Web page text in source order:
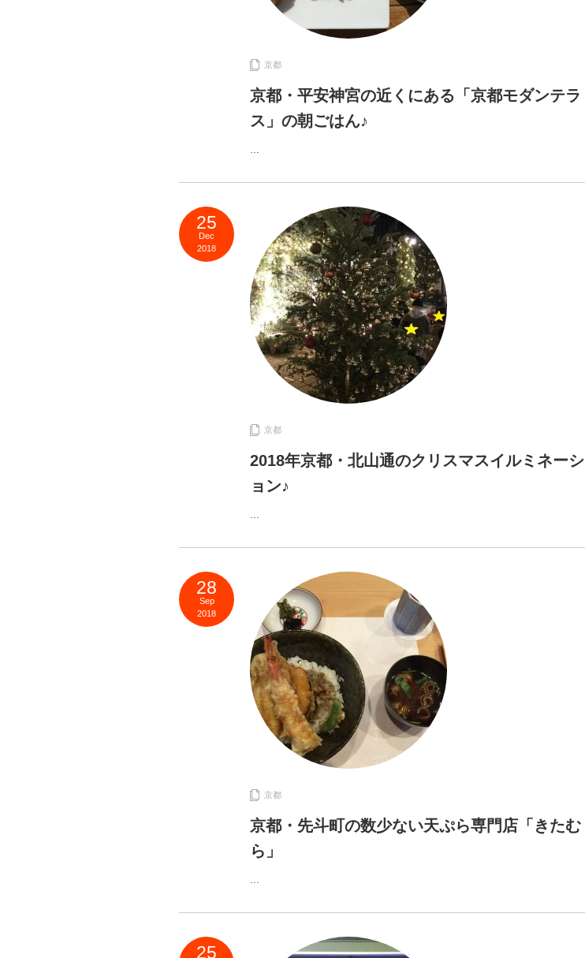
京都
京都・平安神宮の近くにある「京都モダンテラ
ス」の朝ごはん♪
…
25
Dec
2018
京都
2018年京都・北山通のクリスマスイルミネーシ
ョン♪
…
28
Sep
2018
京都
京都・先斗町の数少ない天ぷら専門店「きたむ
ら」
…
25